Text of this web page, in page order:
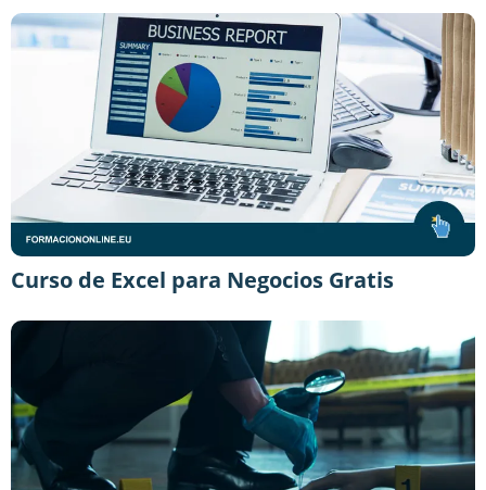
Curso de Excel para Negocios Gratis